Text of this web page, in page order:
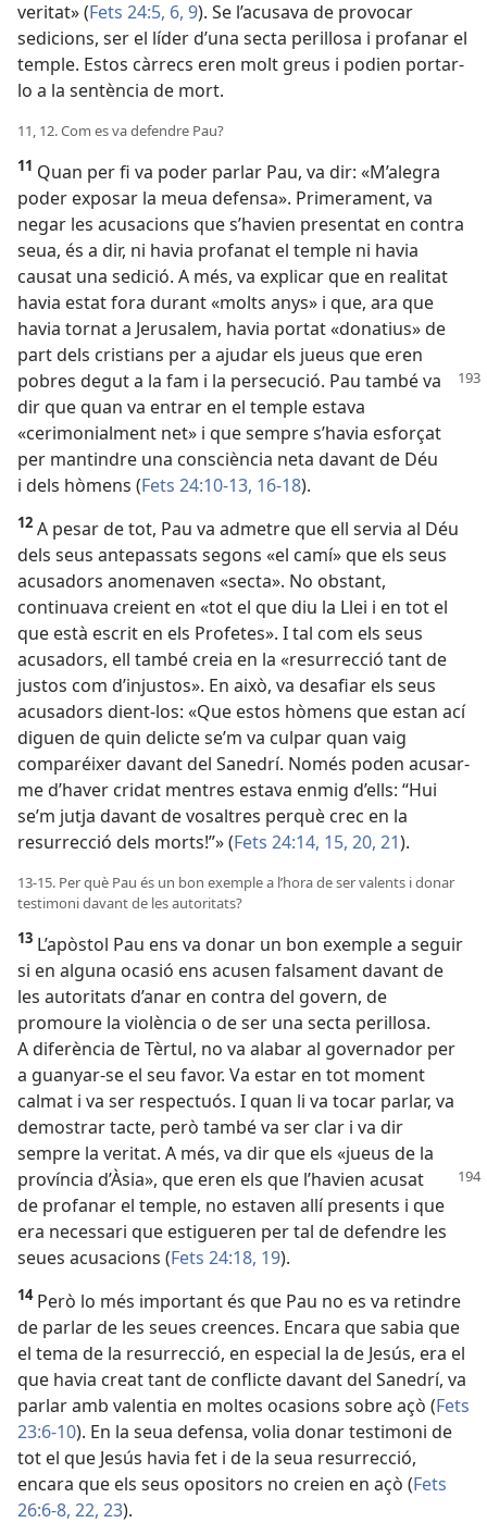
veritat» (Fets 24:5, 6, 9). Se l’acusava de provocar
sedicions, ser el líder d’una secta perillosa i profanar el
temple. Estos càrrecs eren molt greus i podien portar-
lo a la sentència de mort.
11, 12. Com es va defendre Pau?
11 Quan per fi va poder parlar Pau, va dir: «M’alegra
poder exposar la meua defensa». Primerament, va
negar les acusacions que s’havien presentat en contra
seua, és a dir, ni havia profanat el temple ni havia
causat una sedició. A més, va explicar que en realitat
havia estat fora durant «molts anys» i que, ara que
havia tornat a Jerusalem, havia portat «donatius» de
part dels cristians per a ajudar els jueus que eren
pobres degut a la fam i la persecució. Pau també va
dir que quan va entrar en el temple estava
«cerimonialment net» i que sempre s’havia esforçat
per mantindre una consciència neta davant de Déu
i dels hòmens (Fets 24:10-13, 16-18).
12 A pesar de tot, Pau va admetre que ell servia al Déu
dels seus antepassats segons «el camí» que els seus
acusadors anomenaven «secta». No obstant,
continuava creient en «tot el que diu la Llei i en tot el
que està escrit en els Profetes». I tal com els seus
acusadors, ell també creia en la «resurrecció tant de
justos com d’injustos». En això, va desafiar els seus
acusadors dient-los: «Que estos hòmens que estan ací
diguen de quin delicte se’m va culpar quan vaig
comparéixer davant del Sanedrí. Només poden acusar-
me d’haver cridat mentres estava enmig d’ells: “Hui
se’m jutja davant de vosaltres perquè crec en la
resurrecció dels morts!”» (Fets 24:14, 15, 20, 21).
13-15. Per què Pau és un bon exemple a l’hora de ser valents i donar
testimoni davant de les autoritats?
13 L’apòstol Pau ens va donar un bon exemple a seguir
si en alguna ocasió ens acusen falsament davant de
les autoritats d’anar en contra del govern, de
promoure la violència o de ser una secta perillosa.
A diferència de Tèrtul, no va alabar al governador per
a guanyar-se el seu favor. Va estar en tot moment
calmat i va ser respectuós. I quan li va tocar parlar, va
demostrar tacte, però també va ser clar i va dir
sempre la veritat. A més, va dir que els «jueus de la
província d’Àsia», que eren els que l’havien acusat
de profanar el temple, no estaven allí presents i que
era necessari que estigueren per tal de defendre les
seues acusacions (Fets 24:18, 19).
14Però lo més important és que Pau no es va retindre
de parlar de les seues creences. Encara que sabia que
el tema de la resurrecció, en especial la de Jesús, era el
que havia creat tant de conflicte davant del Sanedrí, va
parlar amb valentia en moltes ocasions sobre açò (Fets
23:6-10). En la seua defensa, volia donar testimoni de
tot el que Jesús havia fet i de la seua resurrecció,
encara que els seus opositors no creien en açò (Fets
26:6-8, 22, 23).